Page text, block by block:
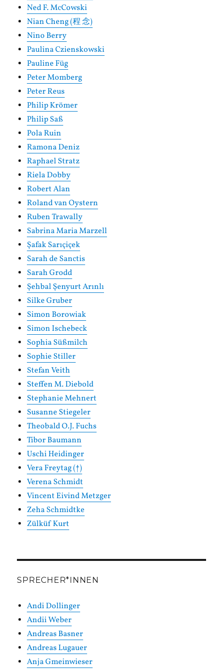
Ned F. McCowski
Nian Cheng (程 念)
Nino Berry
Paulina Czienskowski
Pauline Füg
Peter Momberg
Peter Reus
Philip Krömer
Philip Saß
Pola Ruin
Ramona Deniz
Raphael Stratz
Riela Dobby
Robert Alan
Roland van Oystern
Ruben Trawally
Sabrina Maria Marzell
Şafak Sarıçiçek
Sarah de Sanctis
Sarah Grodd
Şehbal Şenyurt Arınlı
Silke Gruber
Simon Borowiak
Simon Ischebeck
Sophia Süßmilch
Sophie Stiller
Stefan Veith
Steffen M. Diebold
Stephanie Mehnert
Susanne Stiegeler
Theobald O.J. Fuchs
Tibor Baumann
Uschi Heidinger
Vera Freytag (†)
Verena Schmidt
Vincent Eivind Metzger
Zeha Schmidtke
Zülküf Kurt
SPRECHER*INNEN
Andi Dollinger
Andii Weber
Andreas Basner
Andreas Lugauer
Anja Gmeinwieser